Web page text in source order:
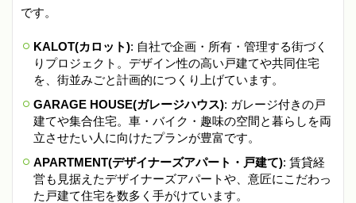
です。
KALOT(カロット): 自社で企画・所有・管理する街づく
りプロジェクト。デザイン性の高い戸建てや共同住宅
を、街並みごと計画的につくり上げています。
GARAGE HOUSE(ガレージハウス): ガレージ付きの戸
建てや集合住宅。車・バイク・趣味の空間と暮らしを両
立させたい人に向けたプランが豊富です。
APARTMENT(デザイナーズアパート・戸建て): 賃貸経
営も見据えたデザイナーズアパートや、意匠にこだわっ
た戸建て住宅を数多く手がけています。